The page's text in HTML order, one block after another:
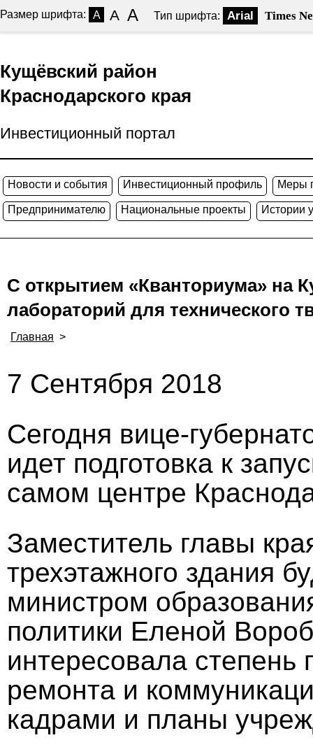
Размер шрифта: A A A Тип шрифта: Arial Times
Кущёвский район
Краснодарского края
Инвестиционный портал
Новости и события Инвестиционный профиль Меры
Предпринимателю Национальные проекты Истории
С открытием «Кванториума» на
лабораторий для технического
Главная >
7 Сентября 2018
Сегодня вице-
идет подготовка к
самом центре
Заместитель главы
трехэтажного здания
министром
политики Еленой
интересовала степень
ремонта и
кадрами и планы